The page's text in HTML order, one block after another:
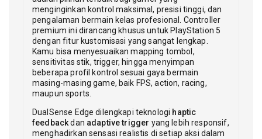
menginginkan kontrol maksimal, presisi tinggi, dan
pengalaman bermain kelas profesional. Controller
premium ini dirancang khusus untuk PlayStation 5
dengan fitur kustomisasi yang sangat lengkap.
Kamu bisa menyesuaikan mapping tombol,
sensitivitas stik, trigger, hingga menyimpan
beberapa profil kontrol sesuai gaya bermain
masing-masing game, baik FPS, action, racing,
maupun sports.
DualSense Edge dilengkapi teknologi haptic
feedbackdan adaptive trigger yang lebih responsif,
menghadirkan sensasi realistis di setiap aksi dalam